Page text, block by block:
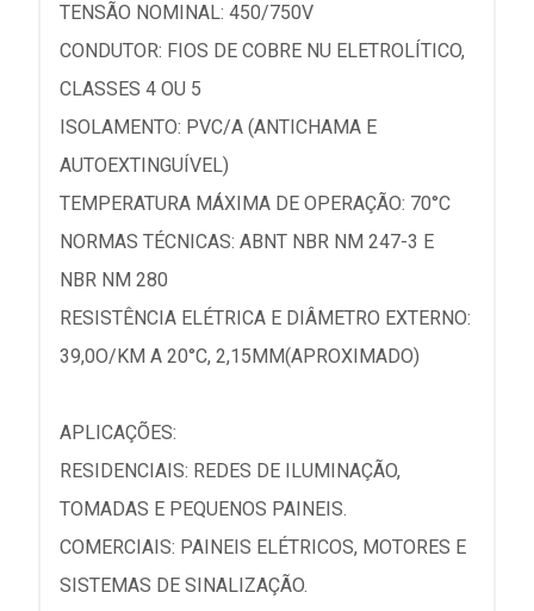
TENSÃO NOMINAL: 450/750V
CONDUTOR: FIOS DE COBRE NU ELETROLÍTICO,
CLASSES 4 OU 5
ISOLAMENTO: PVC/A (ANTICHAMA E
AUTOEXTINGUÍVEL)
TEMPERATURA MÁXIMA DE OPERAÇÃO: 70°C
NORMAS TÉCNICAS: ABNT NBR NM 247-3 E
NBR NM 280
RESISTÊNCIA ELÉTRICA E DIÂMETRO EXTERNO:
39,0O/KM A 20°C, 2,15MM(APROXIMADO)
APLICAÇÕES:
RESIDENCIAIS: REDES DE ILUMINAÇÃO,
TOMADAS E PEQUENOS PAINEIS.
COMERCIAIS: PAINEIS ELÉTRICOS, MOTORES E
SISTEMAS DE SINALIZAÇÃO.